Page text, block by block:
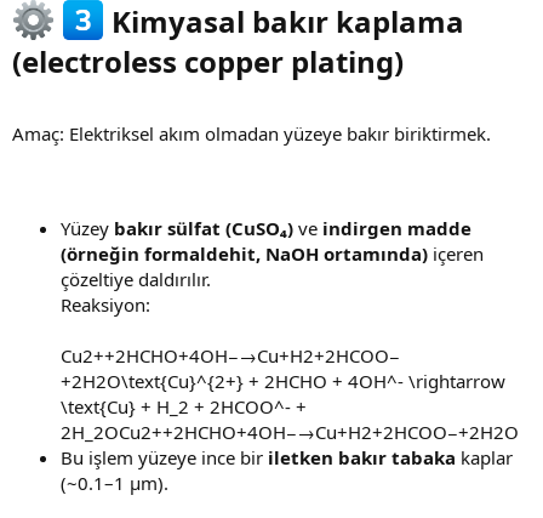
Kimyasal bakır kaplama
(electroless copper plating)​
Amaç: Elektriksel akım olmadan yüzeye bakır biriktirmek.
Yüzey bakır sülfat (CuSO₄) ve indirgen madde
(örneğin formaldehit, NaOH ortamında) içeren
çözeltiye daldırılır.
Reaksiyon:
Cu2++2HCHO+4OH−→Cu+H2+2HCOO−
+2H2O\text{Cu}^{2+} + 2HCHO + 4OH^- \rightarrow
\text{Cu} + H_2 + 2HCOO^- +
2H_2OCu2++2HCHO+4OH−→Cu+H2+2HCOO−+2H2O
Bu işlem yüzeye ince bir iletken bakır tabaka kaplar
(~0.1–1 µm).